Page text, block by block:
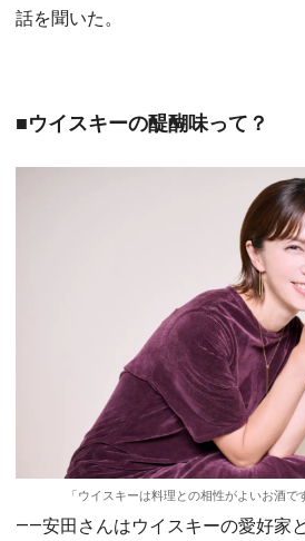
話を聞いた。
■ウイスキーの醍醐味って？
「ウイスキーは料理との相性がよいお酒
――安田さんはウイスキーの愛好家